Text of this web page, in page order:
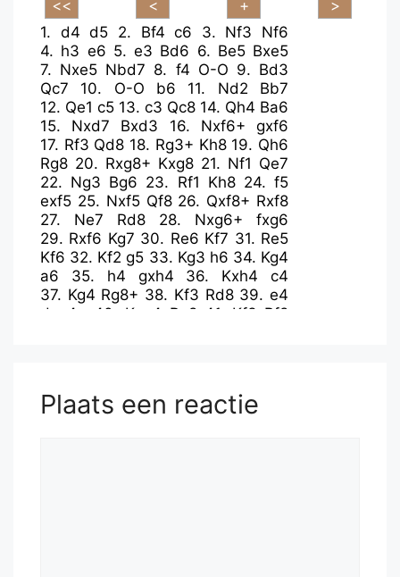
1. d4 d5 2. Bf4 c6 3. Nf3
Nf6
4. h3 e6 5. e3 Bd6 6. Be5 Bxe5
7. Nxe5 Nbd7 8. f4 O-O 9. Bd3
Qc7
10. O-O b6 11. Nd2
Bb7
12. Qe1 c5 13. c3 Qc8 14. Qh4 Ba6
15. Nxd7 Bxd3 16. Nxf6+
gxf6
17. Rf3 Qd8 18. Rg3+ Kh8 19. Qh6
Rg8 20. Rxg8+ Kxg8 21. Nf1 Qe7
22. Ng3 Bg6 23. Rf1 Kh8 24.f5
exf5 25. Nxf5 Qf8 26. Qxf8+ Rxf8
27. Ne7 Rd8 28. Nxg6+
fxg6
29. Rxf6 Kg7 30. Re6 Kf7 31. Re5
Kf6 32. Kf2 g5 33. Kg3 h6 34. Kg4
a6
35. h4 gxh4 36. Kxh4
c4
37. Kg4 Rg8+ 38. Kf3 Rd8 39.e4
dxe4+
40. Kxe4 Rg8 41. Kf3 Rf8
Plaats een reactie